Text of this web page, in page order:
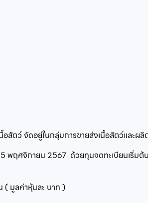
อสัตว์จัดอยู่ในกลุ่มการขายส่งเนื้อสัตว์และผ
พฤศจิกายน 2567 ด้วยทุนจดทะเบียนเริ่มต้น
( มูลค่าหุ้นละ บาท )